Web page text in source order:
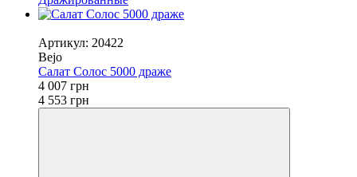
Артикул: 20422
Bejo
Салат Солос 5000 драже
4 007 грн
4 553 грн